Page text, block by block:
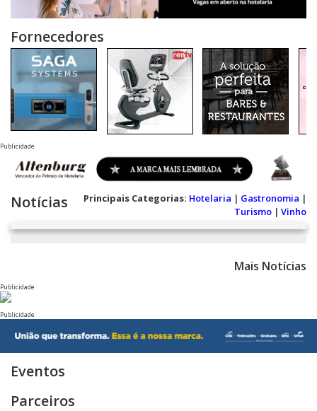
Fornecedores
Publicidade
Notícias Principais Categorias: Hotelaria | Gastronomia |
Turismo | Vinho
Mais Notícias
Publicidade
Publicidade
Eventos
Parceiros